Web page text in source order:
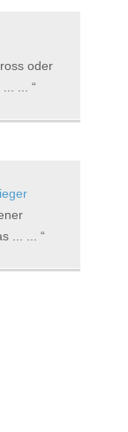
oder
... ...
... ...